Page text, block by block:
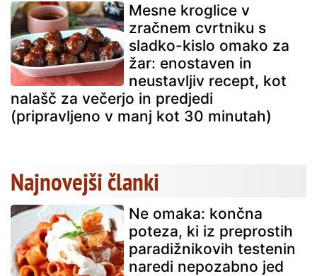
Mesne kroglice v
zračnem cvrtniku s
sladko-kislo omako za
žar: enostaven in
neustavljiv recept, kot
nalašč za večerjo in predjedi
(pripravljeno v manj kot 30 minutah)
Najnovejši članki
Ne omaka: končna
poteza, ki iz preprostih
paradižnikovih testenin
naredi nepozabno jed